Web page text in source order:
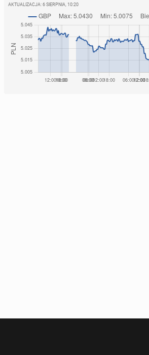
AKTUALIZACJA: 6 SIERPNIA, 10:20